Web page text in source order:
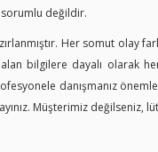
sorumlu değildir.
Her somut olay
bilgilere dayalı olarak
danışmanız
Müşterimiz değilseniz,